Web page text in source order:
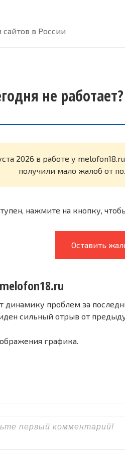
в России
не работает?
2026 в работе у
получили мало жалоб от
нажмите на кнопку,
Оставить
динамику проблем за
сильный отрыв от
графика.